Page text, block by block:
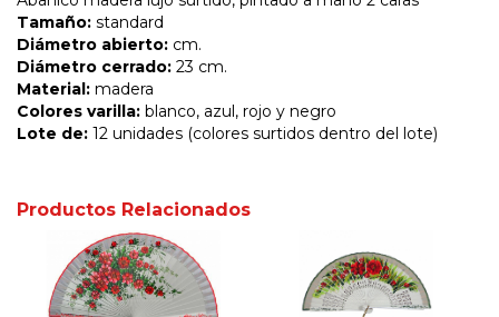
Tamaño: standard
Diámetro abierto: cm.
Diámetro cerrado: 23 cm.
Material: madera
Colores varilla: blanco, azul, rojo y negro
Lote de: 12 unidades (colores surtidos dentro del lote)
Productos Relacionados